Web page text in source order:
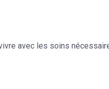
avec les soins